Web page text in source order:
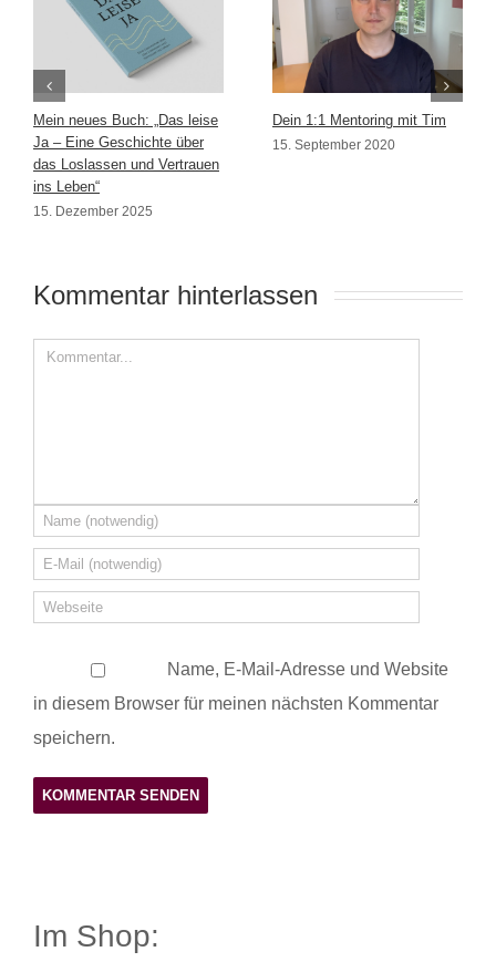
Mein neues Buch: „Das leise
Ja – Eine Geschichte über
das Loslassen und Vertrauen
ins Leben“
15. Dezember 2025
Dein 1:1 Mentoring mit Tim
15. September 2020
Kommentar hinterlassen
Name, E-Mail-Adresse und Website
in diesem Browser für meinen nächsten Kommentar
speichern.
Im Shop: